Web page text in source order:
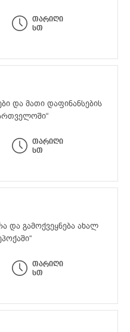
თარიღი
სთ
და მათი დაფინანსების
თარიღი
სთ
და გამოქვეყნება ახალ
თარიღი
სთ